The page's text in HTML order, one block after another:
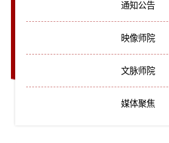
通知公告
映像师院
文脉师院
媒体聚焦